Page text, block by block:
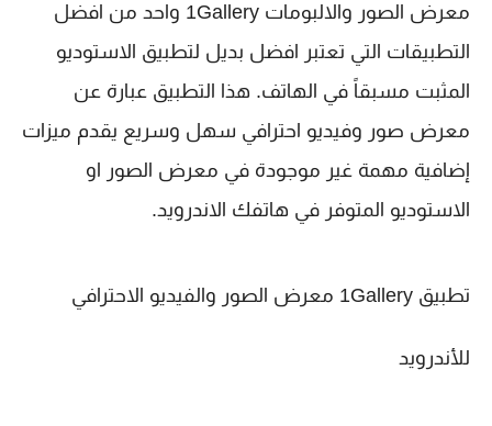
معرض الصور والالبومات 1Gallery واحد من افضل
التطبيقات التي تعتبر افضل بديل لتطبيق الاستوديو
المثبت مسبقاً في الهاتف. هذا التطبيق عبارة عن
معرض صور وفيديو احترافي سهل وسريع يقدم ميزات
إضافية مهمة غير موجودة في معرض الصور او
الاستوديو المتوفر في هاتفك الاندرويد.
تطبيق 1Gallery معرض الصور والفيديو الاحترافي
للأندرويد